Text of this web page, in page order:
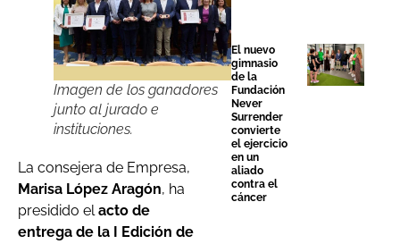
Imagen de los ganadores
junto al jurado e
instituciones.
La consejera de Empresa,
Marisa López Aragón, ha
presidido elacto de
entrega de la I Edición de
El nuevo
gimnasio
de la
Fundación
Never
Surrender
convierte
el ejercicio
en un
aliado
contra el
cáncer